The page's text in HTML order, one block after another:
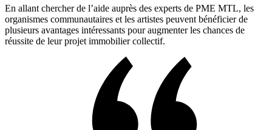
En allant chercher de l’aide auprès des experts de PME MTL, les
organismes communautaires et les artistes peuvent bénéficier de
plusieurs avantages intéressants pour augmenter les chances de
réussite de leur projet immobilier collectif.